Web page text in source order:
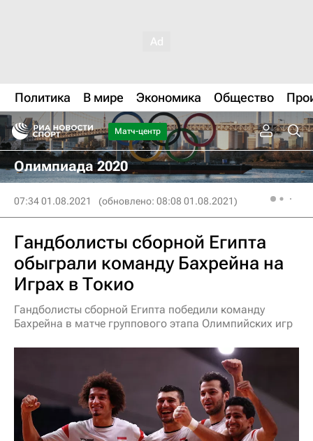
Политика В мире Экономика Общество
Матч-центр
Олимпиада 2020
07:34 01.08.2021 (обновлено: 08:08 01.08.2021)
Гандболисты сборной Египта
обыграли команду Бахрейна на
Играх в Токио
Гандболисты сборной Египта победили команду
Бахрейна в матче группового этапа Олимпийских игр